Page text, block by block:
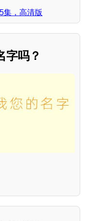
集，高清版
字吗？